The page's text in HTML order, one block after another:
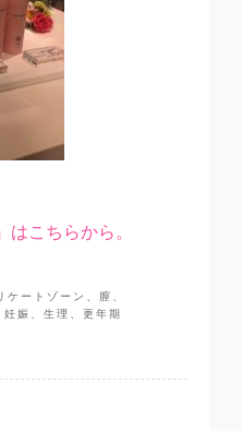
はこちらから。
ケートゾーン、膣、
娠、生理、更年期